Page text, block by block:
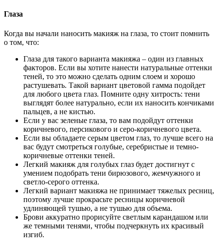
Глаза
Когда вы начали наносить макияж на глаза, то стоит помнить
о том, что:
Глаза для такого варианта макияжа – один из главных
факторов. Если вы хотите нанести натуральные оттенки
теней, то это можно сделать одним слоем и хорошо
растушевать. Такой вариант цветовой гамма подойдет
для любого цвета глаз. Помните одну хитрость: тени
выглядят более натурально, если их наносить кончиками
пальцев, а не кистью.
Если у вас зеленые глаза, то вам подойдут оттенки
коричневого, персикового и серо-коричневого цвета.
Если вы обладаете серым цветом глаз, то лучше всего на
вас будут смотреться голубые, серебристые и темно-
коричневые оттенки теней.
Легкий макияж для голубых глаз будет достигнут с
умением подобрать тени бирюзового, жемчужного и
светло-серого оттенка.
Легкий вариант макияжа не принимает тяжелых ресниц,
поэтому лучше прокрасьте ресницы коричневой
удлиняющей тушью, а не тушью для объема.
Брови аккуратно прорисуйте светлым карандашом или
же темными тенями, чтобы подчеркнуть их красивый
изгиб.